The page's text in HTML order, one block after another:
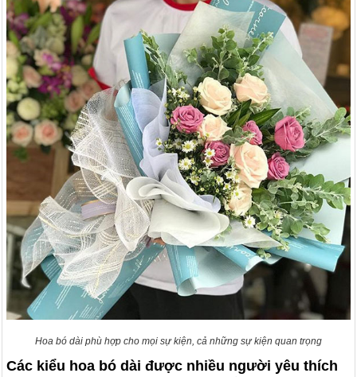
Hoa bó dài phù hợp cho mọi sự kiện, cả những sự kiện quan trọng
Các kiểu hoa bó dài được nhiều người yêu thích